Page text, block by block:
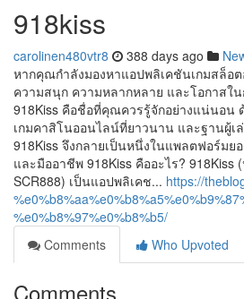
918kiss
carolinen480vtr8 388 days ago
หากคุณกำลังมองหาแอปพลิเคชันเกมสล็อ
ความสนุก ความหลากหลาย และโอกาสใน
918Kiss คือชื่อที่คุณควรรู้จักอย่างแน่นอน
เกมคาสิโนออนไลน์ที่ยาวนาน และฐานผู้เ
918Kiss จึงกลายเป็นหนึ่งในแพลตฟอร์มย
และมืออาชีพ 918Kiss คืออะไร? 918Kiss
SCR888) เป็นแอปพลิเคช... https://
%e0%b8%97%e0%b8%b5/
Comments
Who Upvoted
Comments